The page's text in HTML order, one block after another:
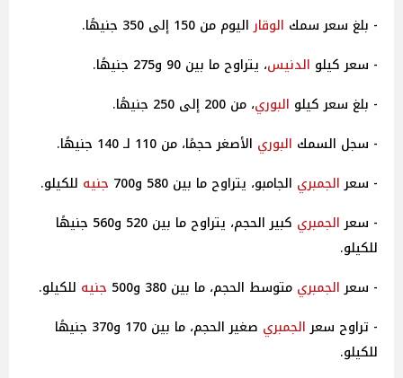
- بلغ سعر سمك الوقاراليوم من 150 إلى 350 جنيهًا.
- سعر كيلو الدنيس، يتراوح ما بين 90 و275 جنيهًا.
- بلغ سعر كيلو البوري، من 200 إلى 250 جنيهًا.
- سجل السمك البوري الأصغر حجمًا، من 110 لـ 140 جنيهًا.
- سعرالجمبري الجامبو، يتراوح ما بين 580 و700 جنيه للكيلو.
- سعرالجمبري
كبير الحجم، يتراوح ما بين 520 و560 جنيهًا
للكيلو.
- سعرالجمبري متوسط الحجم، ما بين 380 و500 جنيه للكيلو.
- تراوح سعرالجمبري
صغير الحجم، ما بين 170 و370 جنيهًا
للكيلو.